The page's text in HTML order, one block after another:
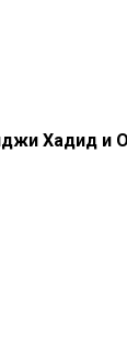
Хадид и